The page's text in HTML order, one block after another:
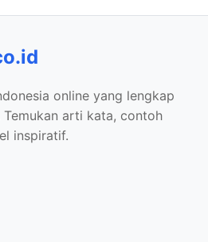
online yang lengkap
Temukan arti kata, contoh
inspiratif.